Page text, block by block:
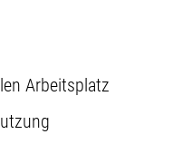
Arbeitsplatz